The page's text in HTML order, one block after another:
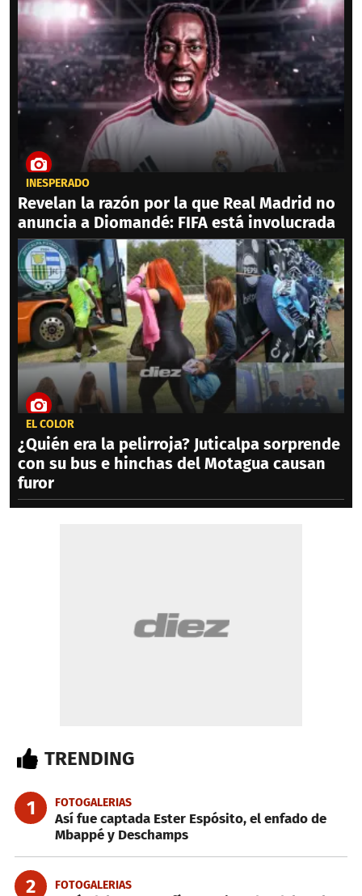
INESPERADO
Revelan la razón por la que Real Madrid no
anuncia a Diomandé: FIFA está involucrada
EL COLOR
¿Quién era la pelirroja? Juticalpa sorprende
con su bus e hinchas del Motagua causan
furor
TRENDING
1 FOTOGALERIAS
Así fue captada Ester Espósito, el enfado de
Mbappé y Deschamps
2 FOTOGALERIAS